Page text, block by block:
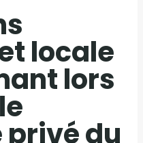
locale
lors
du